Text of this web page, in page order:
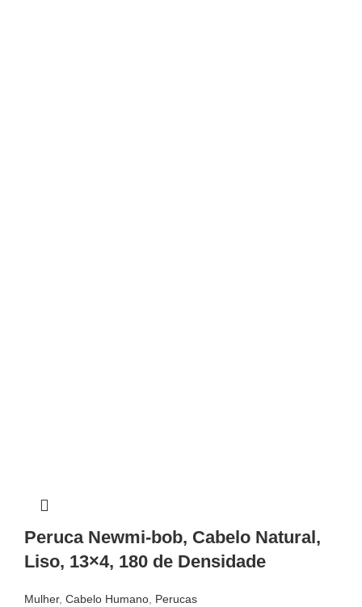
Peruca Newmi-bob, Cabelo Natural,
Liso, 13×4, 180 de Densidade
Mulher, Cabelo Humano, Perucas